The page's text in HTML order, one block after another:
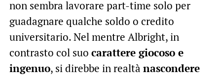
non sembra lavorare part-time solo per
guadagnare qualche soldo o credito
universitario. Nel mentre Albright, in
contrasto col suo carattere giocoso e
ingenuo, si direbbe in realtà nascondere